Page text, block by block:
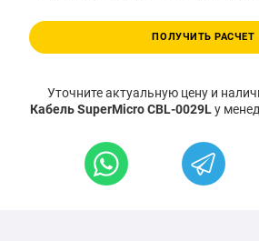
ПОЛУЧИТЬ РАСЧЕТ
Уточните актуальную цену и
Кабель SuperMicro CBL-0029Lу